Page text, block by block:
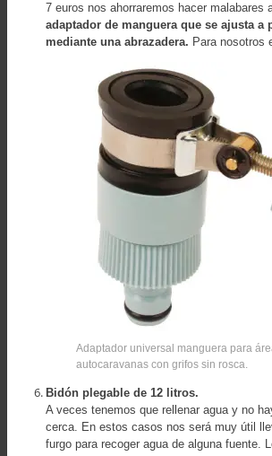
7 euros nos ahorraremos hacer malabares
adaptador de manguera que se ajusta a
mediante una abrazadera. Para nosotros
Adaptador universal manguera para
autocaravanas con grifos sin rosca.
Bidón plegable de 12 litros.
A veces tenemos que rellenar agua y no
cerca. En estos casos nos será muy útil
furgo para recoger agua de alguna fuente.